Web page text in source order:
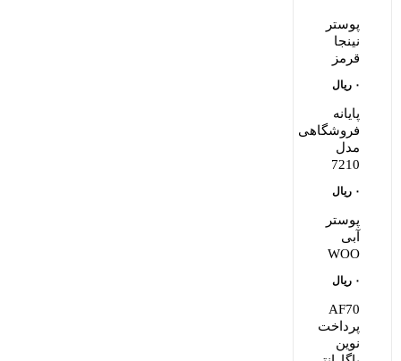
پوستر
نینجا
قرمز
۰ ریال
پایانه
فروشگاهی
مدل
7210
۰ ریال
پوستر
آبی
WOO
۰ ریال
AF70
پرداخت
نوین